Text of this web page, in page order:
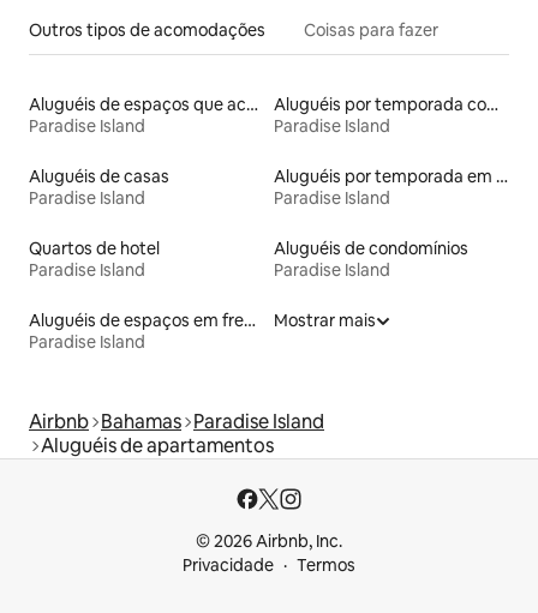
Outros tipos de acomodações Coisas para fazer
Aluguéis de espaços que aceitam animais de estimação
Paradise Island
Aluguéis por temporada com café da manhã
Paradise Island
Aluguéis de casas
Paradise Island
Aluguéis por temporada em resorts
Paradise Island
Quartos de hotel
Paradise Island
Aluguéis de condomínios
Paradise Island
Aluguéis de espaços em frente à praia
Paradise Island
Mostrar mais
Airbnb Bahamas Paradise Island
Aluguéis de apartamentos
© 2026 Airbnb, Inc.
Privacidade
Termos